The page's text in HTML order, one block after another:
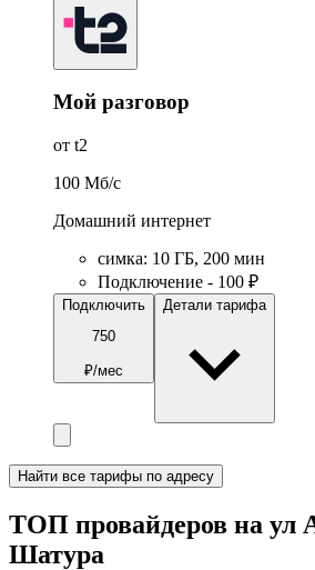
Мой разговор
от t2
100 Мб/c
Домашний интернет
симка: 10 ГБ, 200 мин
Подключение - 100 ₽
Подключить
750
₽/мес
Детали тарифа
Найти все тарифы по адресу
ТОП провайдеров на ул
Шатура